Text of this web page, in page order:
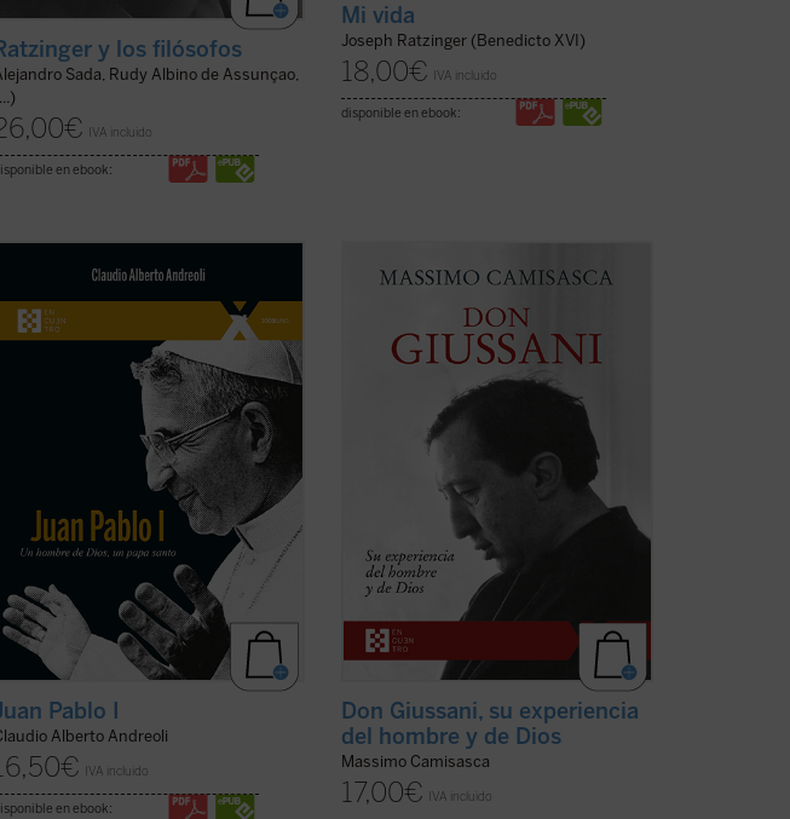
y los filósofos
Sada, Rudy Albino de Assunçao,
€ IVA incluido
en ebook:
Mi vida
Joseph Ratzinger (Benedicto XVI)
18,00€ IVA incluido
disponible en ebook:
El 4 de septiembre de 2022 fue
beatificado el Siervo de Dios Albino
Luciani, quien fue papa con el nombre de
Juan Pablo I, con uno de los pontificados
más breves de la historia. El autor, que
ha tenido la gracia de conocer
personalmente al beato ...(ver ficha)
Pablo I
Alberto Andreoli
€ IVA incluido
en ebook:
Don Luigi Giussani fue uno de los más
obra, escrita por uno de sus más
estrechos colaboradores a lo largo de
cuarenta años, conforma una sintética
biografía espiritual que permite conocer
con precisión ...
Don Giussani, su experiencia
del hombre y de Dios
Massimo Camisasca
17,00€ IVA incluido